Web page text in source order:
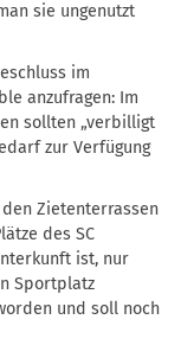
sie ungenutzt
im
anzufragen: Im
sollten „verbilligt
zur Verfügung
Zietenterrassen
des SC
ist, nur
Sportplatz
und soll noch